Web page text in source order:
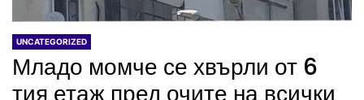
UNCATEGORIZED
Младо момче се хвърли от 6